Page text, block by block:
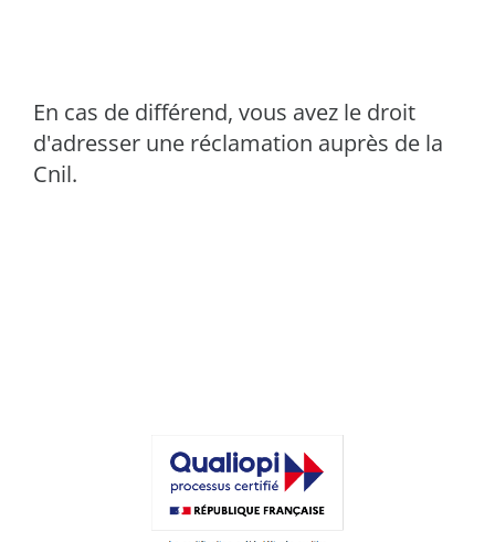
En cas de différend, vous avez le droit
d'adresser une réclamation auprès de la
Cnil.